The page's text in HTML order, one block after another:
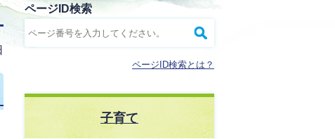
ページID検索
ページID検索とは？
子育て